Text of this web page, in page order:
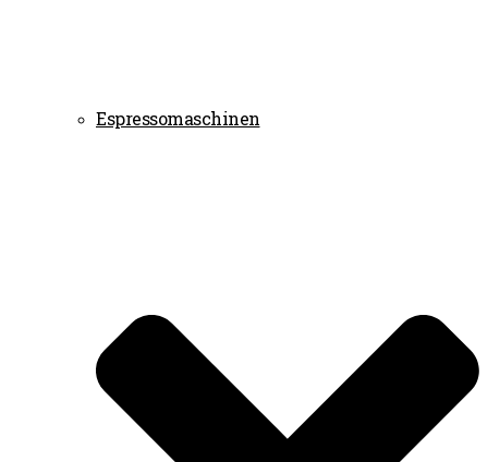
Espressomaschinen